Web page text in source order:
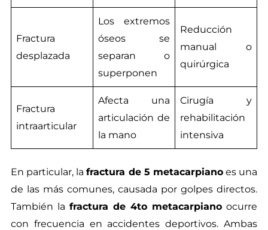
Fractura
desplazada
Los extremos
óseos se
separan o
superponen
Reducción
manual o
quirúrgica
Fractura
intraarticular
Afecta una
articulación de
la mano
Cirugía y
rehabilitación
intensiva
En particular, lafractura de 5 metacarpianoes una
de las más comunes, causada por golpes directos.
También la fractura de 4to metacarpiano ocurre
con frecuencia en accidentes deportivos. Ambas